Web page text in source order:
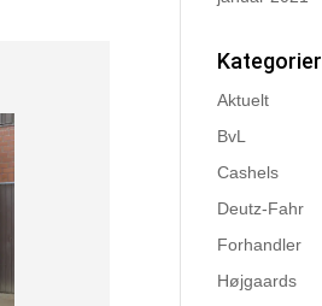
Kategorier
Aktuelt
BvL
Cashels
Deutz-Fahr
Forhandler
Højgaards